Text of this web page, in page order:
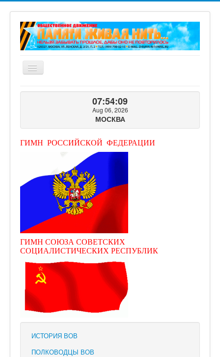
Включить/
выключить
ГЛАВНАЯ
ВИДЕОГАЛЕРЕЯ
КОНТАКТЫ
07:54:11
Aug 06, 2026
МОСКВА
ГИМН РОССИЙСКОЙ ФЕДЕРАЦИИ
ГИМН СОЮЗА СОВЕТСКИХ
СОЦИАЛИСТИЧЕСКИХ РЕСПУБЛИК
ИСТОРИЯ ВОВ
ПОЛКОВОДЦЫ ВОВ